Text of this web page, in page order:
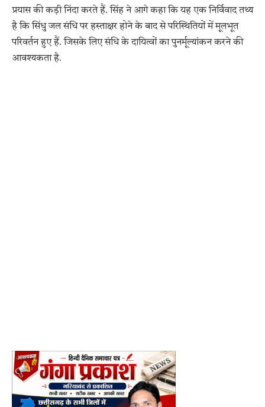
प्रयास की कड़ी निंदा करते हैं. सिंह ने आगे कहा कि यह एक निर्विवाद तथ्य
है कि सिंधु जल संधि पर हस्ताक्षर होने के बाद से परिस्थितियों में मूलभूत
परिवर्तन हुए हैं. जिसके लिए संधि के दायित्वों का पुनर्मूल्यांकन करने की
आवश्यकता है.